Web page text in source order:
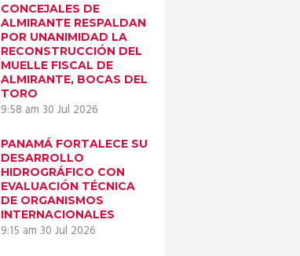
Next item
WhatsApp Image
2023-07-04...
CONCEJALES DE
ALMIRANTE RESPALDAN
POR UNANIMIDAD LA
RECONSTRUCCIÓN DEL
MUELLE FISCAL DE
ALMIRANTE, BOCAS DEL
TORO
9:58 am 30 Jul 2026
PANAMÁ FORTALECE SU
DESARROLLO
HIDROGRÁFICO CON
EVALUACIÓN TÉCNICA
DE ORGANISMOS
INTERNACIONALES
9:15 am 30 Jul 2026